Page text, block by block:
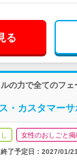
る
の力で全てのフ
・カスタマー
女性のおしごと掲
終了予定日： 2027/01/21